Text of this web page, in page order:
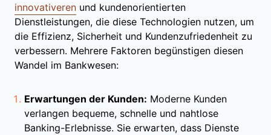
innovativeren und kundenorientierten
Dienstleistungen, die diese Technologien nutzen, um
die Effizienz, Sicherheit und Kundenzufriedenheit zu
verbessern. Mehrere Faktoren begünstigen diesen
Wandel im Bankwesen:
Erwartungen der Kunden: Moderne Kunden
verlangen bequeme, schnelle und nahtlose
Banking-Erlebnisse. Sie erwarten, dass Dienste